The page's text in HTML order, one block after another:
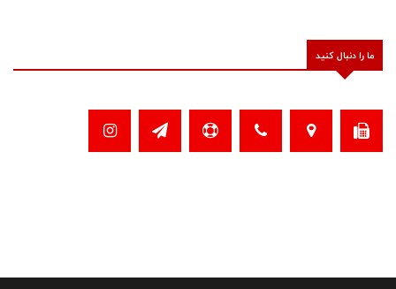
ما را دنبال کنید